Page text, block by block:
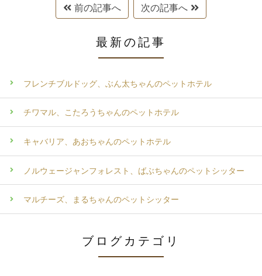
前の記事へ 次の記事へ
最新の記事
フレンチブルドッグ、ぶん太ちゃんのペットホテル
チワマル、こたろうちゃんのペットホテル
キャバリア、あおちゃんのペットホテル
ノルウェージャンフォレスト、ばぶちゃんのペットシッター
マルチーズ、まるちゃんのペットシッター
ブログカテゴリ